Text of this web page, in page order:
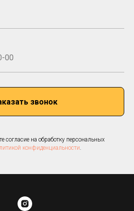
звонок
согласие на обработку персональных
конфиденциальности.